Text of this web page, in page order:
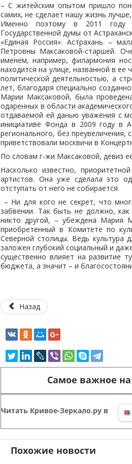
– С житейским опытом пришло
самих, не сделает нашу жизнь
Именно поэтому в 2011 году
Государственной думы от
«Единая Россия». Астрахань –
Петровны Максаковой-старшей.
именем, например, филармония
находится на улице, названной в ее
политической деятельностью, а
лет, благодаря специально
Марии Максаковой, была
одаренных в области
отдаваемой ей данью уважения с
инициативе Фонда в 2009 году в
регионального, без преувеличения,
приветствовали москвичи в
По словам г-жи Максаковой, девиз
Насколько известно,
артистов. Она уже сделала это
отступать от него не собирается.
– Ни для кого не секрет, что
забвении. Так быть не должно,
никто другой, – убеждена Мария
приобретенный в Комитете по
Северной столицы. Ведь культура
заложен глубокий социальный и
существенно влияет на развитие
бюджета, а значит – и
Назад
Самое важное
Читать Кривое-Зеркало.ру в
Похожие новости